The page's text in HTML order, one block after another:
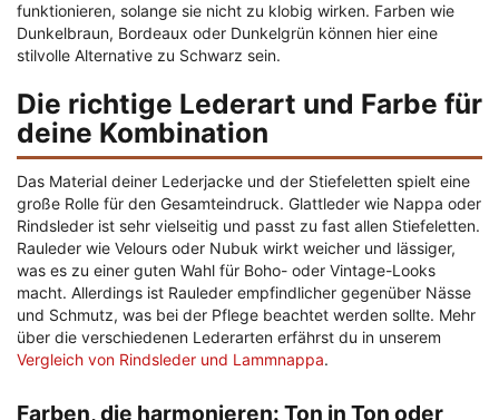
funktionieren, solange sie nicht zu klobig wirken. Farben wie
Dunkelbraun, Bordeaux oder Dunkelgrün können hier eine
stilvolle Alternative zu Schwarz sein.
Die richtige Lederart und Farbe für
deine Kombination
Das Material deiner Lederjacke und der Stiefeletten spielt eine
große Rolle für den Gesamteindruck. Glattleder wie Nappa oder
Rindsleder ist sehr vielseitig und passt zu fast allen Stiefeletten.
Rauleder wie Velours oder Nubuk wirkt weicher und lässiger,
was es zu einer guten Wahl für Boho- oder Vintage-Looks
macht. Allerdings ist Rauleder empfindlicher gegenüber Nässe
und Schmutz, was bei der Pflege beachtet werden sollte. Mehr
über die verschiedenen Lederarten erfährst du in unserem
Vergleich von Rindsleder und Lammnappa.
Farben, die harmonieren: Ton in Ton oder